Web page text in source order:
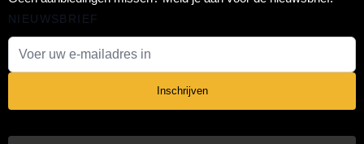
NIEUWSBRIEF
Inschrijven